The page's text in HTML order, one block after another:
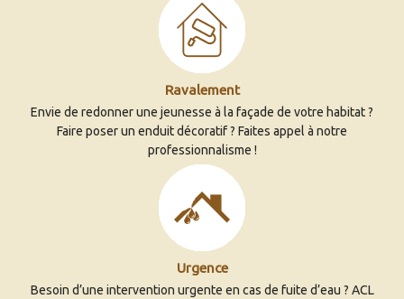
Ravalement
Envie de redonner une jeunesse à la façade de votre habitat ?
Faire poser un enduit décoratif ? Faites appel à notre
professionnalisme !
Urgence
Besoin d’une intervention urgente en cas de fuite d’eau ? ACL